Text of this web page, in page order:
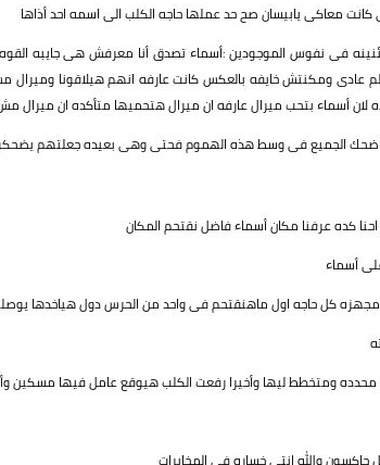
معاكى يابيسان صح حد عملها حاجه الكلب الى اسمه احد أذاها
فى نفوس الموجودين :أسماء تصدق أنا معرفش هى جايبه
عادى ومكنتش خايفه بالعكس كانت عارفه انهم هيلاقونا
لان أسماء بتحب ميرال عارفه ان ميرال هتحميها متأكده ان
الجميع فى وسط هذه الهموم فحتى وهى بعيده جعلتهم
كده عرفنا مكان أسماء فاضل نقتحم المكان
أسماء
كل حاجه اول ماهنقتحم فى واحد من الحرس دول هياخدها
ومتخطط ليها وأخيرا رفعت الكلب هيوقع عامل فيها مسكين